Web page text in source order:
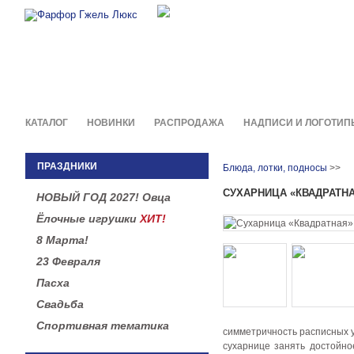
КАТАЛОГ НОВИНКИ РАСПРОДАЖА НАДПИСИ И
ПРАЗДНИКИ
НОВЫЙ ГОД 2027! Овца
Ёлочные игрушки ХИТ!
8 Марта!
23 Февраля
Пасха
Свадьба
Спортивная тематика
Блюда, лотки, подносы >>
СУХАРНИЦА
симметричность расписных
сухарнице занять